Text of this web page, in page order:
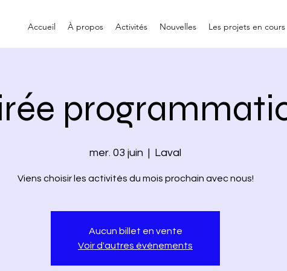
Accueil À propos Activités Nouvelles Les projets en cours
mer. 03 juin
  |
Laval
Viens choisir les activités du mois prochain avec nous!
Aucun billet en vente
Voir d'autres événements